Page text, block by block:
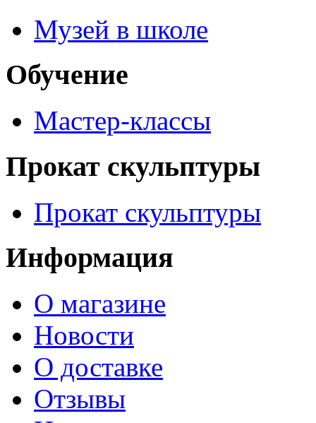
Музей в школе
Обучение
Мастер-классы
Прокат скульптуры
Прокат скульптуры
Информация
О магазине
Новости
О доставке
Отзывы